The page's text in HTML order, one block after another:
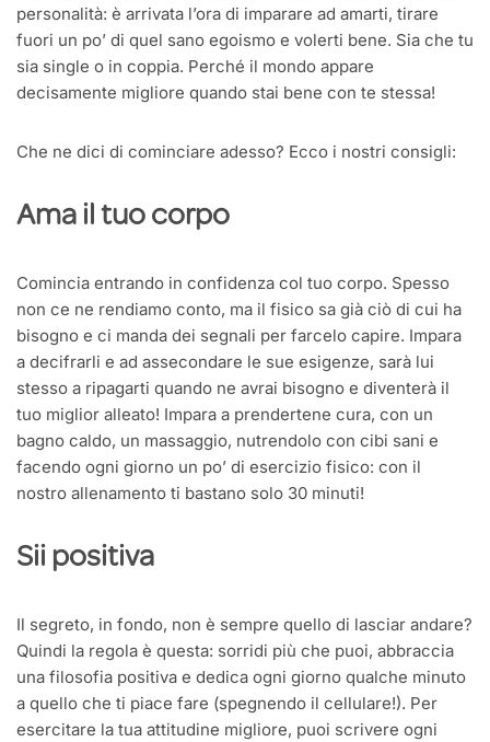
personalità: è arrivata l’ora di imparare ad amarti, tirare
fuori un po’ di quel sano egoismo e volerti bene. Sia che tu
sia single o in coppia. Perché il mondo appare
decisamente migliore quando stai bene con te stessa!
Che ne dici di cominciare adesso? Ecco i nostri consigli:
Ama il tuo corpo
Comincia entrando in confidenza col tuo corpo. Spesso
non ce ne rendiamo conto, ma il fisico sa già ciò di cui ha
bisogno e ci manda dei segnali per farcelo capire. Impara
a decifrarli e ad assecondare le sue esigenze, sarà lui
stesso a ripagarti quando ne avrai bisogno e diventerà il
tuo miglior alleato! Impara a prendertene cura, con un
bagno caldo, un massaggio, nutrendolo con cibi sani e
facendo ogni giorno un po’ di esercizio fisico: con il
nostro allenamento ti bastano solo 30 minuti!
Sii positiva
Il segreto, in fondo, non è sempre quello di lasciar andare?
Quindi la regola è questa: sorridi più che puoi, abbraccia
una filosofia positiva e dedica ogni giorno qualche minuto
a quello che ti piace fare (spegnendo il cellulare!). Per
esercitare la tua attitudine migliore, puoi scrivere ogni